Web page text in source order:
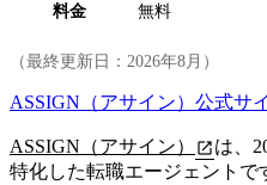
料金 無料
（最終更新日： 2026年8月 ）
ASSIGN（アサイン）公式サ
ASSIGN（アサイン）
は、
特化した転職エージェントで